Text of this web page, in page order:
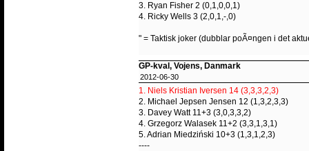
3. Ryan Fisher 2 (0,1,0,0,1)
4. Ricky Wells 3 (2,0,1,-,0)
" = Taktisk joker (dubblar poÃ¤ngen i det
GP-kval, Vojens, Danmark
2012-06-30
1. Niels Kristian Iversen 14 (3,3,3,2,3)
2. Michael Jepsen Jensen 12 (1,3,2,3,3)
3. Davey Watt 11+3 (3,0,3,3,2)
4. Grzegorz Walasek 11+2 (3,3,1,3,1)
5. Adrian Miedziński 10+3 (1,3,1,2,3)
----